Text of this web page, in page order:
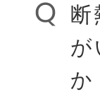
断
が
か